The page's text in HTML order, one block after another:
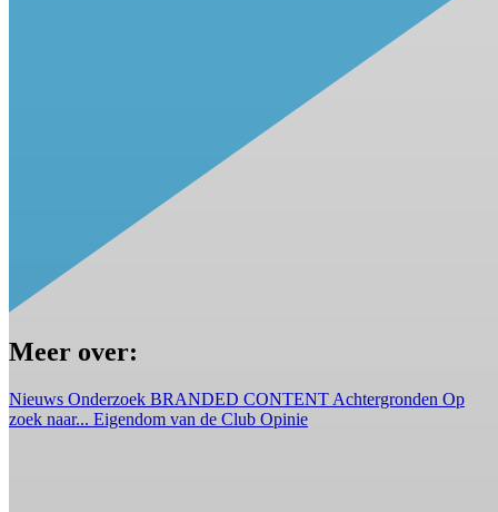
Meer over:
Nieuws Onderzoek BRANDED CONTENT Achtergronden Op
zoek naar... Eigendom van de Club Opinie